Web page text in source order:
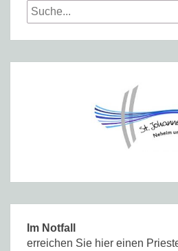
Search
for:
Im Notfall
erreichen Sie hier einen